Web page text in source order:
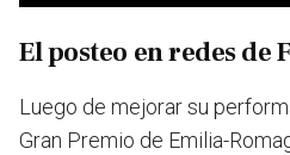
El posteo en redes de
Luego de mejorar su
Gran Premio de Emilia-